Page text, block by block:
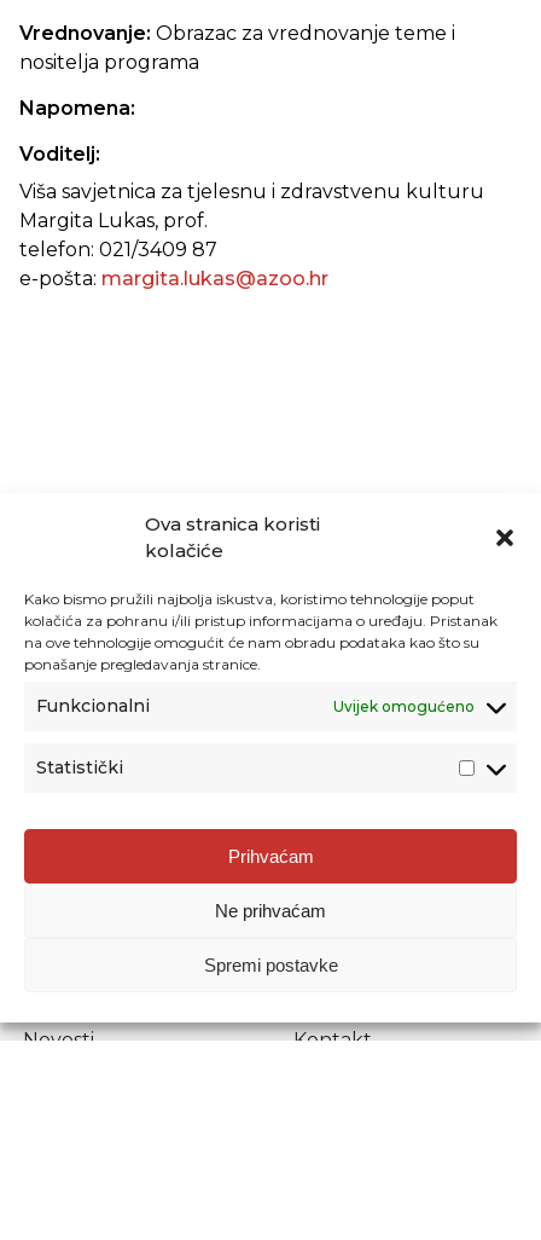
Ova stranica koristi
kolačiće
Kako bismo pružili najbolja iskustva, koristimo tehnologije poput
kolačića za pohranu i/ili pristup informacijama o uređaju. Pristanak
na ove tehnologije omogućit će nam obradu podataka kao što su
ponašanje pregledavanja stranice.
Funkcionalni Uvijek omogućeno
Statistički
Prihvaćam
Ne prihvaćam
Spremi postavke
Vrednovanje: Obrazac za vrednovanje teme i
nositelja programa
Napomena:
Voditelj:
Viša savjetnica za tjelesnu i zdravstvenu kulturu
Margita Lukas, prof.
telefon: 021/3409 87
e-pošta: margita.lukas@azoo.hr
Agencija za odgoj i obrazovanje
Donje Svetice 38, 10000 Zagreb
1778129
Prenošenje sadržaja dopušteno je uz navođenje izvora.
Novosti
Kontakt